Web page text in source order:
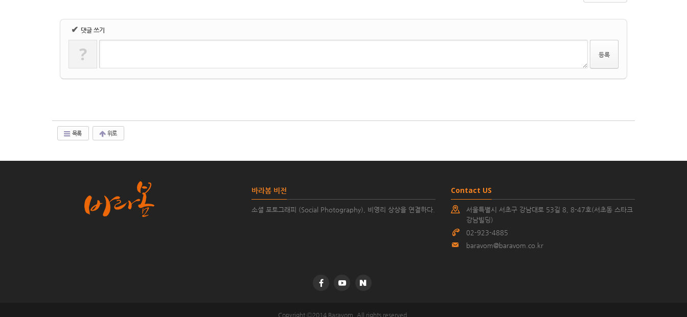
✔ 댓글 쓰기
?
목록 위로
바라봄 비전
소셜 포토그래피 (Social Photography), 비영리 상상을 연결하다.
Contact US
서울특별시 서초구 강남대로 53길 8, 8-47호(서초동 스타크
강남빌딩)
02-923-4885
baravom@baravom.co.kr
Copyright Ⓒ2014 Baravom. All rights reserved.